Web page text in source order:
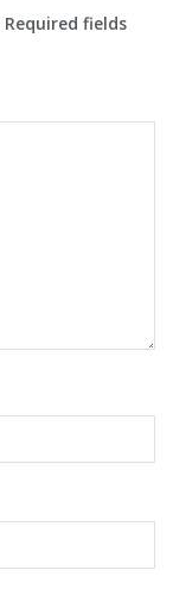
Required fields